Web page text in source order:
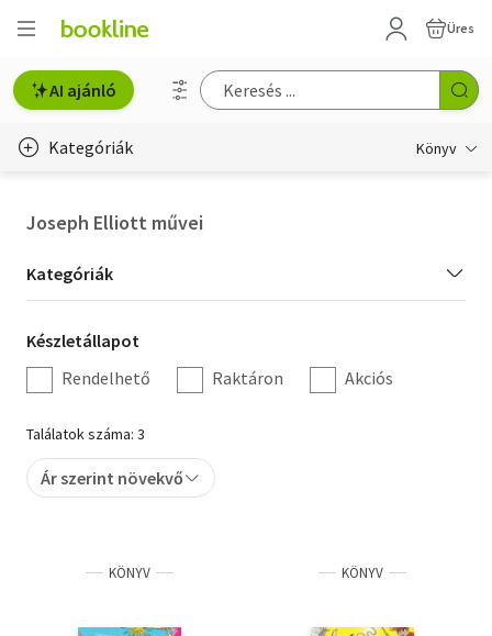
Üres
AI ajánló
Kategóriák Könyv
Hobbi, szabadidő
Irodalom
Művészet
Szakkönyv
Tankönyv, segédkönyv
Társadalomtudomány
Joseph Elliott művei
Kategória
szűrés
Kategóriák
Készletállapot
szűrés
Készletállapot
Rendelhető
Raktáron Akciós
Találatok száma: 3
Ár szerint növekvő
KÖNYV KÖNYV